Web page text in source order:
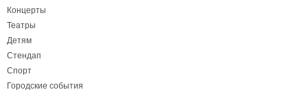
Концерты
Театры
Детям
Стендап
Спорт
Городские события